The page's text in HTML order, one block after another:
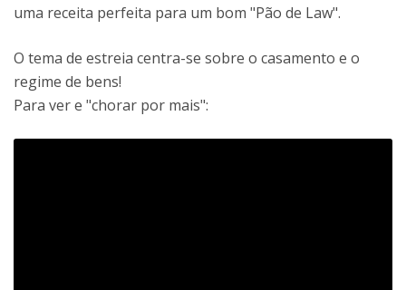
uma receita perfeita para um bom "Pão de Law".
O tema de estreia centra-se sobre o casamento e o
regime de bens!
Para ver e "chorar por mais":